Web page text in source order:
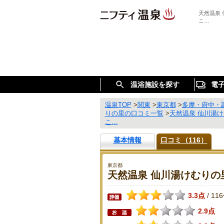
天然温泉
こ…
温浴施設を探す 電
温泉TOP >関東 >東京都>多摩・府中・
りの里の口コミ一覧 >天然温泉 仙川湯
こ…
基本情報 口コミ（116）
東京都
天然温泉 仙川湯けむりの
3.3点 /
2.9点